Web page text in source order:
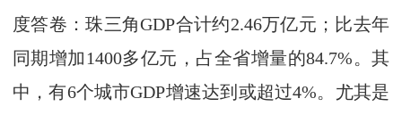
度答卷：珠三角GDP合计约2.46万亿元；比去年
同期增加1400多亿元，占全省增量的84.7%。其
中，有6个城市GDP增速达到或超过4%。尤其是